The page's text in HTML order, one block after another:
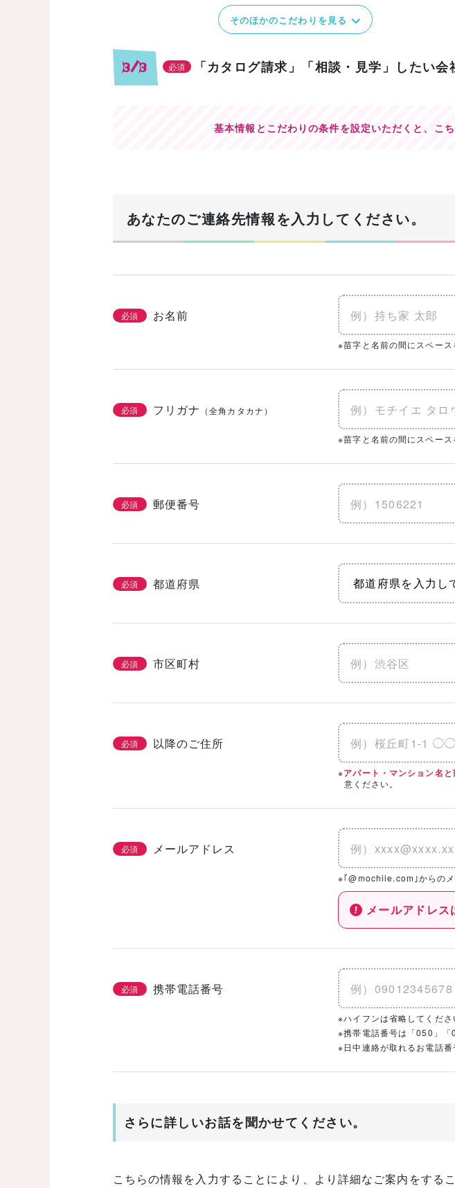
そのほかのこだわりを見る
3/3 必須 「カタログ請求」「相談・見学」したい会
基本情報とこだわりの条件を設定いただくと、 こ
あなたのご連絡先情報を入力してください。
必須 お名前
※苗字と名前の間にスペース
必須 フリガナ （全角カタカナ）
※苗字と名前の間にスペース
必須 郵便番号
必須 都道府県
必須 市区町村
必須 以降のご住所
※アパート・マンション名と
意ください。
必須 メールアドレス
※｢@mochiie.com｣からのメ
メールアドレ
必須 携帯電話番号
※ハイフンは省略してくだ
※携帯電話番号は「050」「
※日中連絡が取れるお電話番
さらに詳しいお話を聞かせてください。
こちらの情報を入力することにより、より詳細なご案内をする